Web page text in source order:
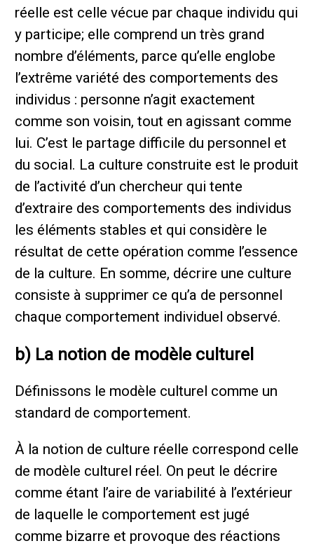
réelle est celle vécue par chaque individu qui
y participe; elle comprend un très grand
nombre d’éléments, parce qu’elle englobe
l’extrême variété des comportements des
individus : personne n’agit exactement
comme son voisin, tout en agissant comme
lui. C’est le partage difficile du personnel et
du social. La culture construite est le produit
de l’activité d’un chercheur qui tente
d’extraire des comportements des individus
les éléments stables et qui considère le
résultat de cette opération comme l’essence
de la culture. En somme, décrire une culture
consiste à supprimer ce qu’a de personnel
chaque comportement individuel observé.
b) La notion de modèle culturel
Définissons le modèle culturel comme un
standard de comportement.
À la notion de culture réelle correspond celle
de modèle culturel réel. On peut le décrire
comme étant l’aire de variabilité à l’extérieur
de laquelle le comportement est jugé
comme bizarre et provoque des réactions